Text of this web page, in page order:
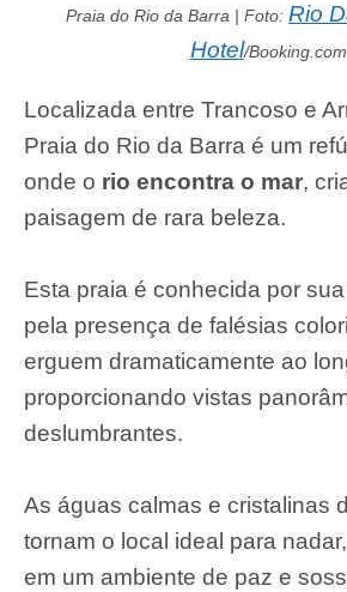
Praia do Rio da Barra | Foto: Rio
Hotel/Booking.com
Localizada entre Trancoso e
Praia do Rio da Barra é um
onde o rio encontra o mar,
paisagem de rara beleza.
Esta praia é conhecida por
pela presença de falésias
erguem dramaticamente ao
proporcionando vistas
deslumbrantes.
As águas calmas e cristalinas
tornam o local ideal para
em um ambiente de paz e